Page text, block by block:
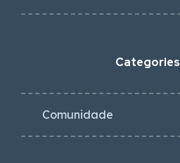
Categories
Comunidade